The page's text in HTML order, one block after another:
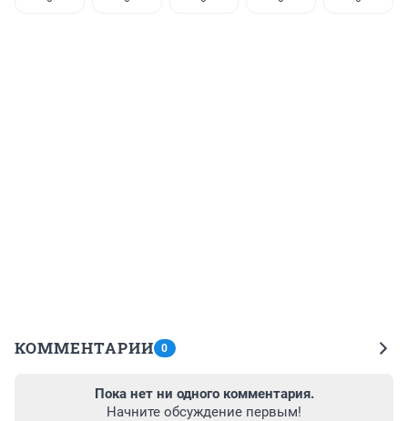
КОММЕНТАРИИ 0
Пока нет ни одного комментария.
Начните обсуждение первым!